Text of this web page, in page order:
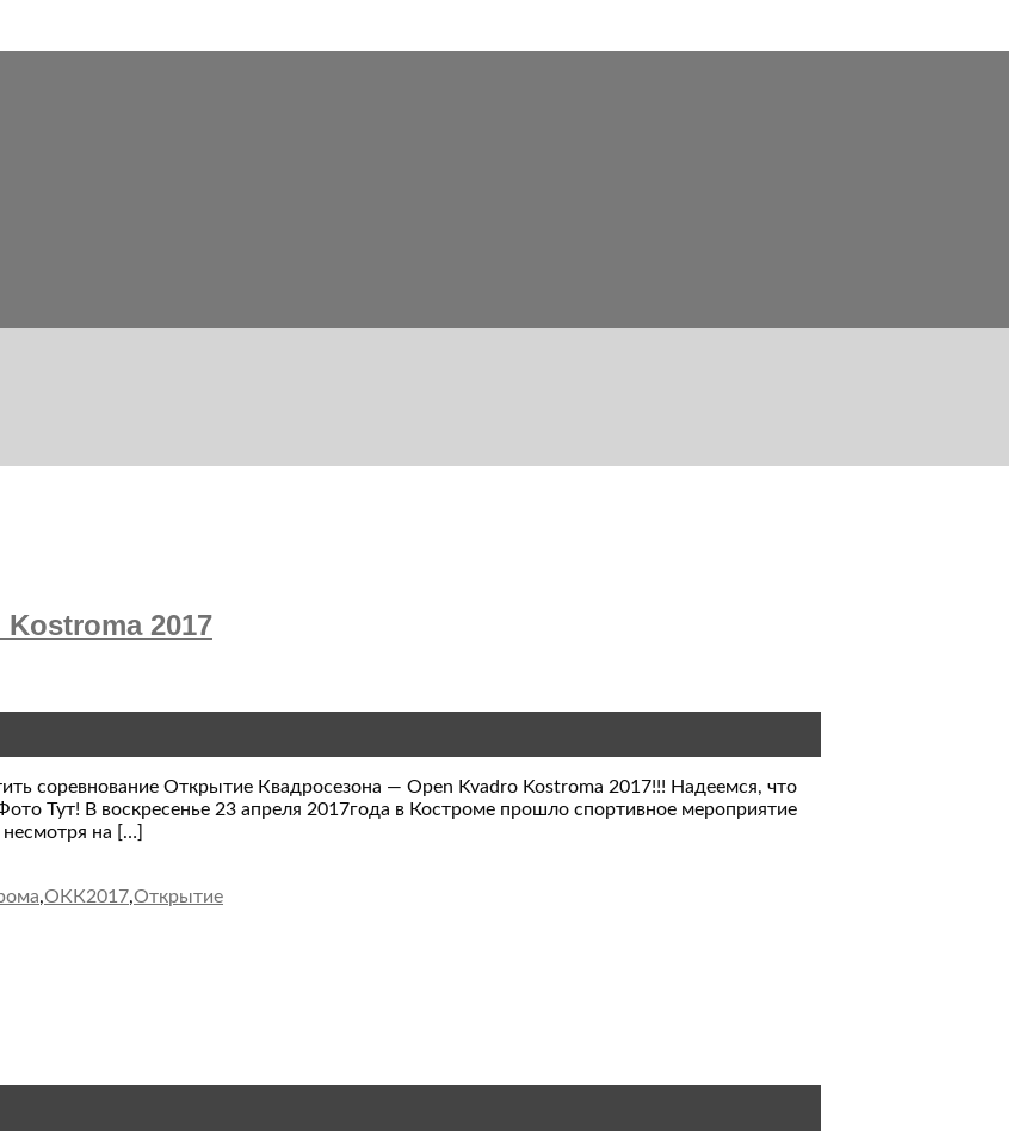
2017
соревнование Открытие Квадросезона — Open Kvadro Kostroma 2017!!! Надеемся, что
Тут! В воскресенье 23 апреля 2017года в Костроме прошло спортивное мероприятие
на […]
,ОКК2017,Открытие